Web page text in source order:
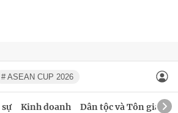
# ASEAN CUP 2026
Kinh doanh Dân tộc và Tôn giáo